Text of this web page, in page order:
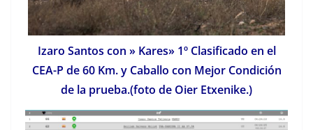
Izaro Santos con » Kares» 1º Clasificado en el
CEA-P de 60 Km. y Caballo con Mejor Condición
de la prueba.(foto de Oier Etxenike.)